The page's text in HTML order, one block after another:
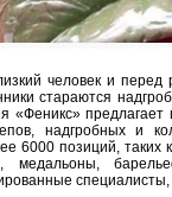
человек и
стараются
«Феникс» предлагает
надгробных и
6000 позиций,
медальоны,